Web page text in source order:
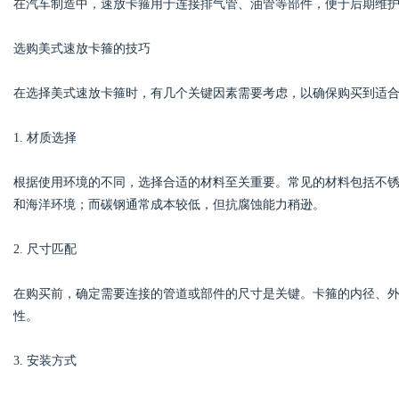
在汽车制造中，速放卡箍用于连接排气管、油管等部件，便于后期维
选购美式速放卡箍的技巧
在选择美式速放卡箍时，有几个关键因素需要考虑，以确保购买到适
1. 材质选择
根据使用环境的不同，选择合适的材料至关重要。常见的材料包括不
和海洋环境；而碳钢通常成本较低，但抗腐蚀能力稍逊。
2. 尺寸匹配
在购买前，确定需要连接的管道或部件的尺寸是关键。卡箍的内径、
性。
3. 安装方式